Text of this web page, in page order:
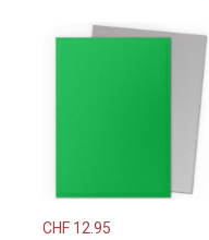
CHF 12.95